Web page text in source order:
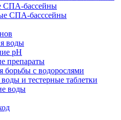
СПА-бассейны
СПА-басссейны
воды
pH
препараты
борьбы с водорослями
и тестерные таблетки
воды